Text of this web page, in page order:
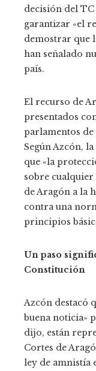
decisión del
garantizar «el
demostrar que
han señalado
país.
El recurso de
presentados
parlamentos de
Según Azcón,
que «la
sobre cualquier
de Aragón a la
contra una
principios
Un paso
Constitución
Azcón destacó
buena noticia»
dijo, están
Cortes de
ley de amnistía